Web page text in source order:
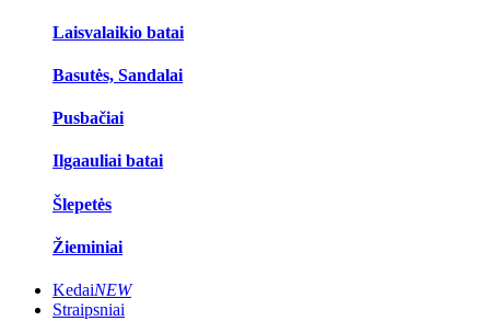
Laisvalaikio batai
Basutės, Sandalai
Pusbačiai
Ilgaauliai batai
Šlepetės
Žieminiai
KedaiNEW
Straipsniai